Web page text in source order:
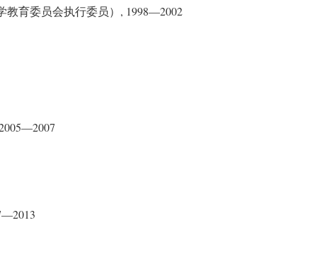
教育委员会执行委员） , 1998—2002